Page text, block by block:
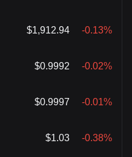
$1,912.94 -0.13%
$0.9992 -0.02%
$0.9997 -0.01%
$1.03 -0.38%